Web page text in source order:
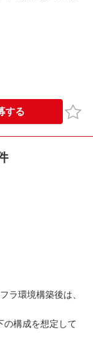
きます。
する お気
ラ環境構築後は、
の構成を想定して